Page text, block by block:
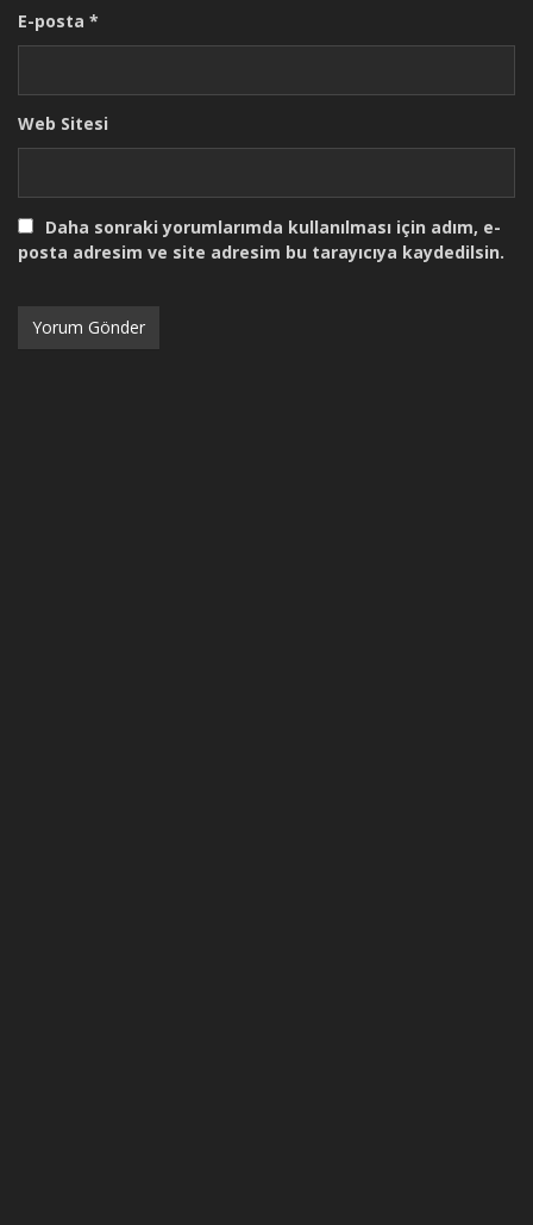
E-posta *
Web Sitesi
Daha sonraki yorumlarımda kullanılması için adım, e-
posta adresim ve site adresim bu tarayıcıya kaydedilsin.